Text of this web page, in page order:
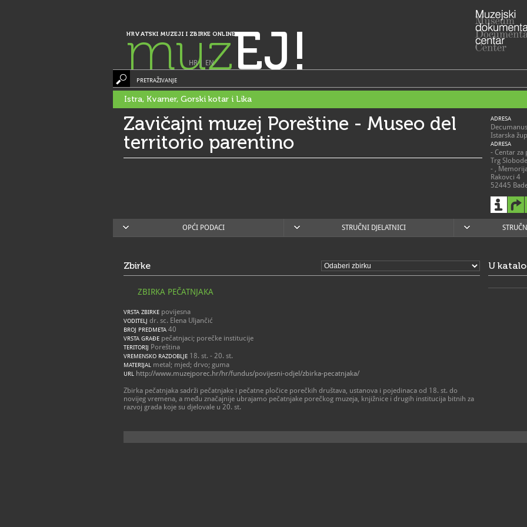
HRVATSKI MUZEJI I ZBIRKE ONLINE
muzEJ!
HR| EN
PRETRAŽIVANJE
Istra, Kvarner, Gorski kotar i Lika
Zavičajni muzej Poreštine - Museo del
territorio parentino
ADRESA
Istarska
ADRESA
- Centar za
Trg
- ,
Rakovci 4
52445
skulptura
52450
-
52440
15. rujna
•
OPĆI PODACI STRUČNI DJELATNICI
Zbirke
ZBIRKA PEČATNJAKA
VRSTA ZBIRKE povijesna
VODITELJ dr. sc. Elena Uljančić
BROJ PREDMETA 40
VRSTA GRAĐE pečatnjaci; porečke institucije
TERITORIJ Poreština
VREMENSKO RAZDOBLJE 18. st. - 20. st.
MATERIJAL metal; mjed; drvo; guma
URL http://www.muzejporec.hr/hr/fundus/povijesni-odjel/zbirka-pecatnjaka/
Zbirka pečatnjaka sadrži pečatnjake i pečatne pločice porečkih društava, ustanova i pojedinaca od 18. st. do
novijeg vremena, a među značajnije ubrajamo pečatnjake porečkog muzeja, knjižnice i drugih institucija bitnih za
razvoj grada koje su djelovale u 20. st.
U